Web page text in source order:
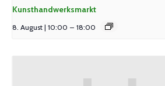
Kunsthandwerksmarkt
8. August | 10:00 – 18:00